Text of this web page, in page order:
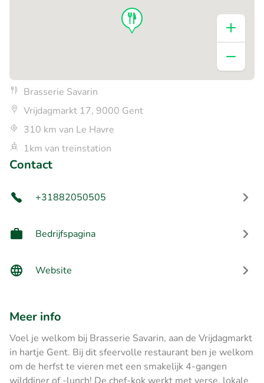
Brasserie Savarin
Vrijdagmarkt 17, 9000 Gent
310 km van Le Havre
1km van treinstation
Contact
+31882050505
Bedrijfspagina
Website
Meer info
Voel je welkom bij Brasserie Savarin, aan de Vrijdagmarkt
in hartje Gent. Bij dit sfeervolle restaurant ben je welkom
om de herfst te vieren met een smakelijk 4-gangen